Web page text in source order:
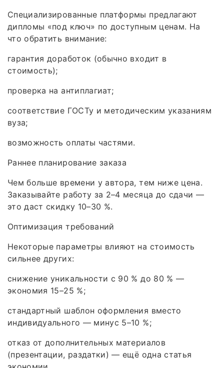
Специализированные платформы предлагают
дипломы «под ключ» по доступным ценам. На
что обратить внимание:
гарантия доработок (обычно входит в
стоимость);
проверка на антиплагиат;
соответствие ГОСТу и методическим указаниям
вуза;
возможность оплаты частями.
Раннее планирование заказа
Чем больше времени у автора, тем ниже цена.
Заказывайте работу за 2–4 месяца до сдачи —
это даст скидку 10–30 %.
Оптимизация требований
Некоторые параметры влияют на стоимость
сильнее других:
снижение уникальности с 90 % до 80 % —
экономия 15–25 %;
стандартный шаблон оформления вместо
индивидуального — минус 5–10 %;
отказ от дополнительных материалов
(презентации, раздатки) — ещё одна статья